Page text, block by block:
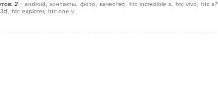
2 android контакты фото качество htc incredible s htc vivo htc
htc explorer htc one v